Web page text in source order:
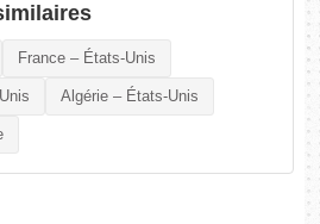
France – États-Unis
Algérie – États-Unis